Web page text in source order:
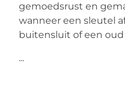
gemoedsrust en
wanneer een sleutel
buitensluit of een
...